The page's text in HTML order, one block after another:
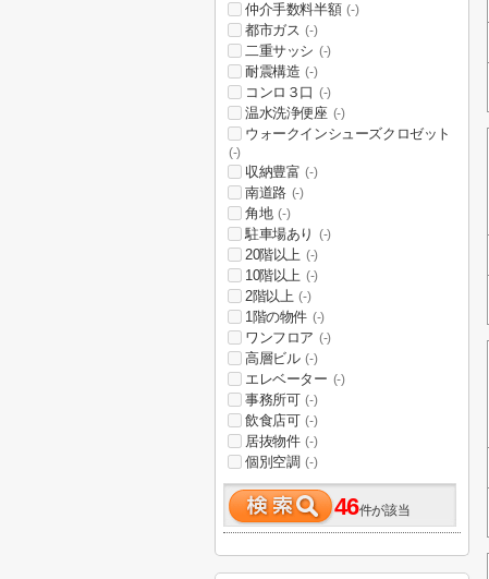
仲介手数料半額 (-)
都市ガス (-)
二重サッシ (-)
耐震構造 (-)
コンロ３口 (-)
温水洗浄便座 (-)
ウォークインシューズクロゼット
(-)
収納豊富 (-)
南道路 (-)
角地 (-)
駐車場あり (-)
20階以上 (-)
10階以上 (-)
2階以上 (-)
1階の物件 (-)
ワンフロア (-)
高層ビル (-)
エレベーター (-)
事務所可 (-)
飲食店可 (-)
居抜物件 (-)
個別空調 (-)
46件が該当